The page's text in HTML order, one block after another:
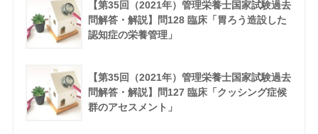
【第35回（2021年）管理栄養士国家試験過去
問解答・解説】問128 臨床「胃ろう造設した
認知症の栄養管理」
【第35回（2021年）管理栄養士国家試験過去
問解答・解説】問127 臨床「クッシング症候
群のアセスメント」